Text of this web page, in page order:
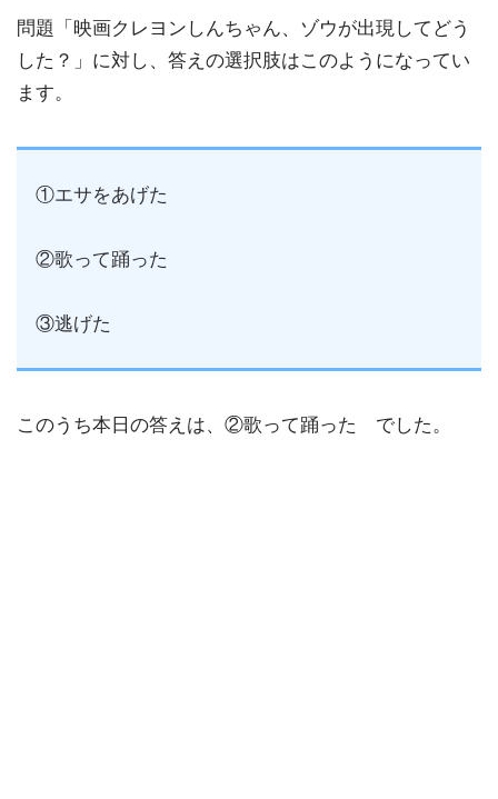
問題「映画クレヨンしんちゃん、ゾウが出現してどう
した？」に対し、答えの選択肢はこのようになってい
ます。
①エサをあげた
②歌って踊った
③逃げた
このうち本日の答えは、②歌って踊った でした。